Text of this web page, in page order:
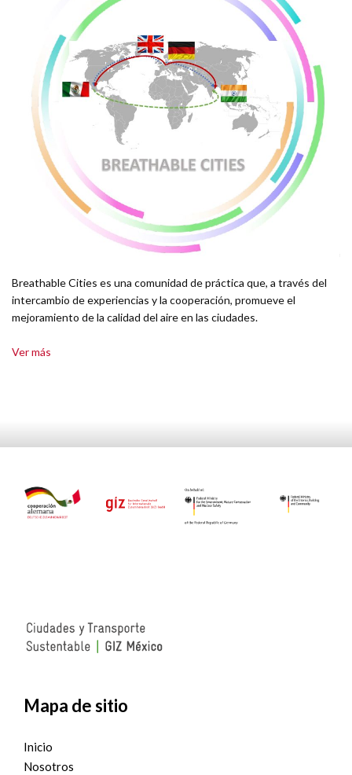
Breathable Cities es una comunidad de práctica que, a través del
intercambio de experiencias y la cooperación, promueve el
mejoramiento de la calidad del aire en las ciudades.
Ver más
Mapa de sitio
Inicio
Nosotros